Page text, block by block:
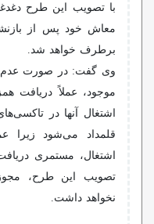
با تصویب این طرح
معاش خود پس از
برطرف خواهد شد.
وی گفت: در صورت عدم
موجود، عملاً دریافت
اشتغال آنها در
قلمداد می‌شود زیرا
اشتغال، مستمری
تصویب این طرح،
نخواهد داشت.